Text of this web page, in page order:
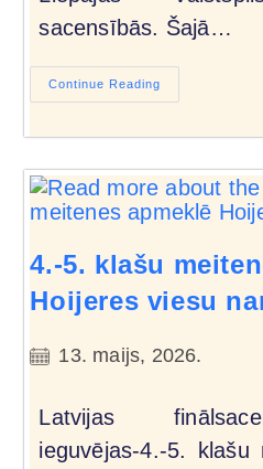
sacensībās. Šajā…
Continue Reading
4.-5. klašu
Hoijeres viesu
13. maijs, 2026.
Latvijas
ieguvējas-4.-5. klašu